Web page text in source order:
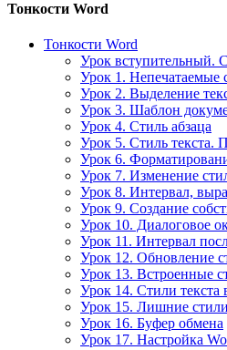
Тонкости Word
Тонкости Word
Урок вступительный.
Урок 1. Непечатаемые
Урок 2. Выделение
Урок 3. Шаблон
Урок 4. Стиль абзаца
Урок 5. Стиль текста.
Урок 6.
Урок 7. Изменение
Урок 8. Интервал,
Урок 9. Создание
Урок 10. Диалоговое
Урок 11. Интервал
Урок 12. Обновление
Урок 13. Встроенные
Урок 14. Стили текста
Урок 15. Лишние стили
Урок 16. Буфер обмена
Урок 17. Настройка